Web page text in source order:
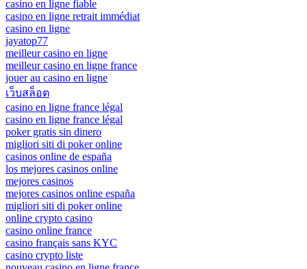
casino en ligne fiable
casino en ligne retrait immédiat
casino en ligne
jayatop77
meilleur casino en ligne
meilleur casino en ligne france
jouer au casino en ligne
เว็บสล็อต
casino en ligne france légal
casino en ligne france légal
poker gratis sin dinero
migliori siti di poker online
casinos online de españa
los mejores casinos online
mejores casinos
mejores casinos online españa
migliori siti di poker online
online crypto casino
casino online france
casino français sans KYC
casino crypto liste